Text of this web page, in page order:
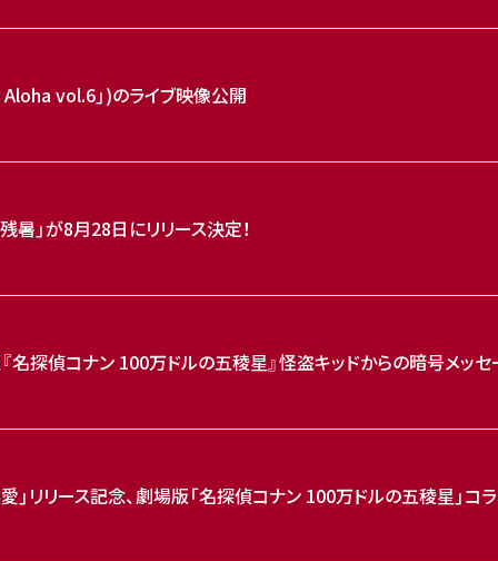
vol.6」)のライブ映像公開
」が8月28日にリリース決定！
探偵コナン 100万ドルの五稜星』怪盗キッドからの暗号メッセ
リリース記念、劇場版「名探偵コナン 100万ドルの五稜星」コラ